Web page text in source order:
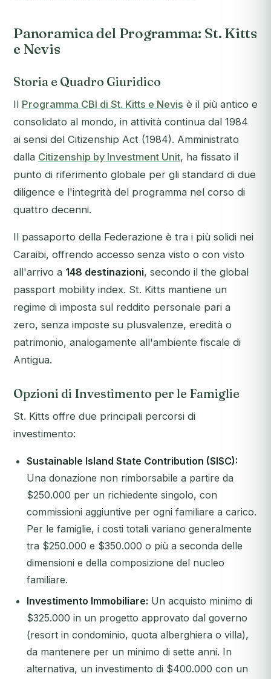
Panoramica del Programma: St. Kitts
e Nevis
Storia e Quadro Giuridico
Il Programma CBI di St. Kitts e Nevis è il più antico e
consolidato al mondo, in attività continua dal 1984
ai sensi del Citizenship Act (1984). Amministrato
dalla Citizenship by Investment Unit, ha fissato il
punto di riferimento globale per gli standard di due
diligence e l'integrità del programma nel corso di
quattro decenni.
Il passaporto della Federazione è tra i più solidi nei
Caraibi, offrendo accesso senza visto o con visto
all'arrivo a 148 destinazioni, secondo il the global
passport mobility index. St. Kitts mantiene un
regime di imposta sul reddito personale pari a
zero, senza imposte su plusvalenze, eredità o
patrimonio, analogamente all'ambiente fiscale di
Antigua.
Opzioni di Investimento per le Famiglie
St. Kitts offre due principali percorsi di
investimento:
Sustainable Island State Contribution (SISC):
Una donazione non rimborsabile a partire da
$250.000 per un richiedente singolo, con
commissioni aggiuntive per ogni familiare a carico.
Per le famiglie, i costi totali variano generalmente
tra $250.000 e $350.000 o più a seconda delle
dimensioni e della composizione del nucleo
familiare.
Investimento Immobiliare: Un acquisto minimo di
$325.000 in un progetto approvato dal governo
(resort in condominio, quota alberghiera o villa),
da mantenere per un minimo di sette anni. In
alternativa, un investimento di $400.000 con un